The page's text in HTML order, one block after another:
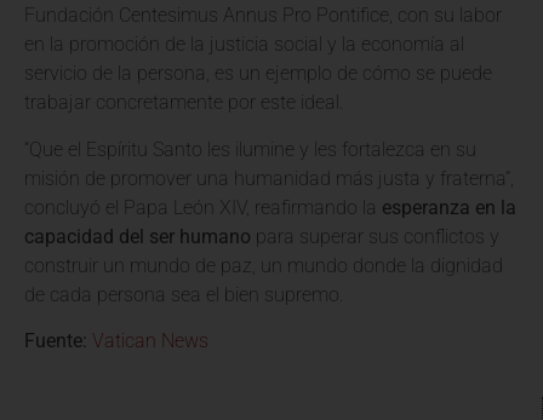
Fundación Centesimus Annus Pro Pontifice, con su labor
en la promoción de la justicia social y la economía al
servicio de la persona, es un ejemplo de cómo se puede
trabajar concretamente por este ideal.
“Que el Espíritu Santo les ilumine y les fortalezca en su
misión de promover una humanidad más justa y fraterna”,
concluyó el Papa León XIV, reafirmando la esperanza en la
capacidad del ser humano para superar sus conflictos y
construir un mundo de paz, un mundo donde la dignidad
de cada persona sea el bien supremo.
Fuente: Vatican News